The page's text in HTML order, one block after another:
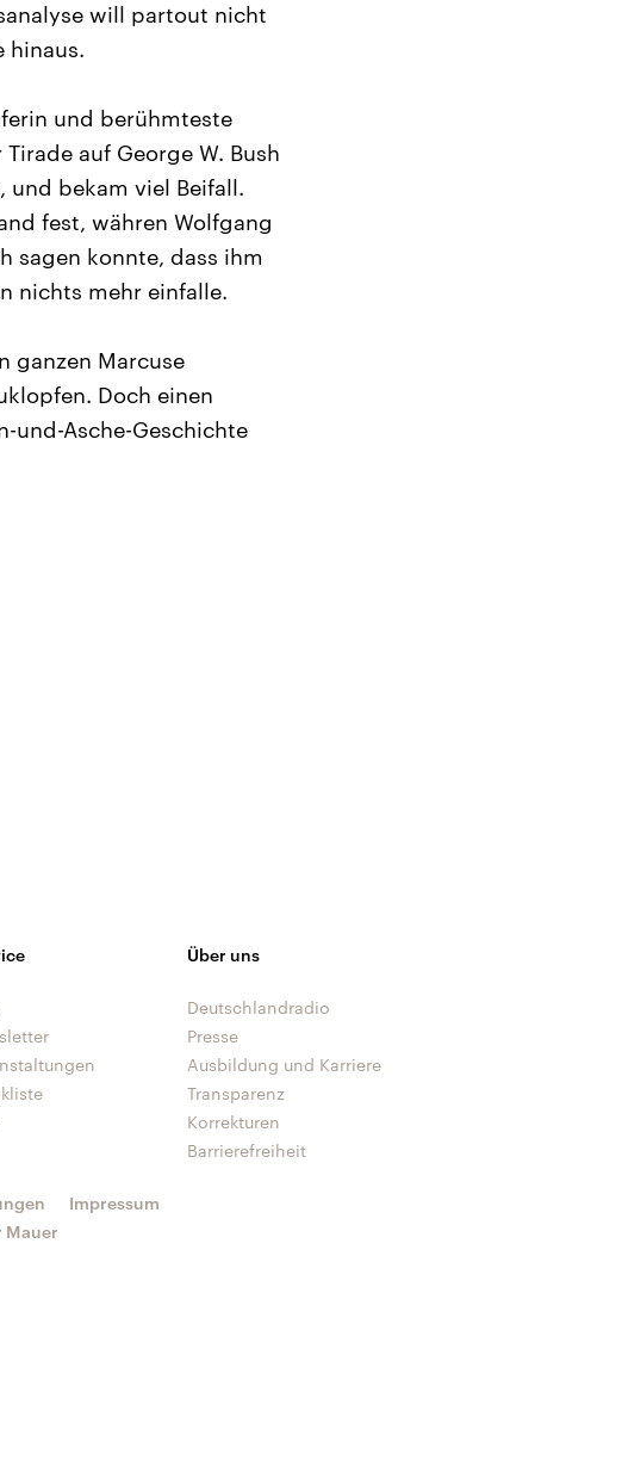
will partout nicht
hinaus.
und berühmteste
auf George W. Bush
und bekam viel Beifall.
fest, währen Wolfgang
sagen konnte, dass ihm
nichts mehr einfalle.
ganzen Marcuse
Doch einen
und-Asche-Geschichte
Über uns
Deutschlandradio
Presse
Ausbildung und Karriere
Transparenz
Korrekturen
Barrierefreiheit
Impressum
Mauer